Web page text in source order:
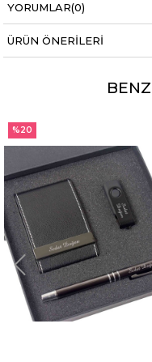
YORUMLAR(0)
ÜRÜN ÖNERILERI
%20